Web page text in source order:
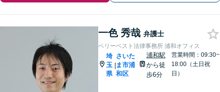
一色 秀哉 弁護士
ベリーベスト法律事務所 浦和オフィス
埼
玉
県
|
さいた
ま市浦
和区
浦和駅
から徒
歩6分
営業時間：09:30~
18:00（土日祝
日）